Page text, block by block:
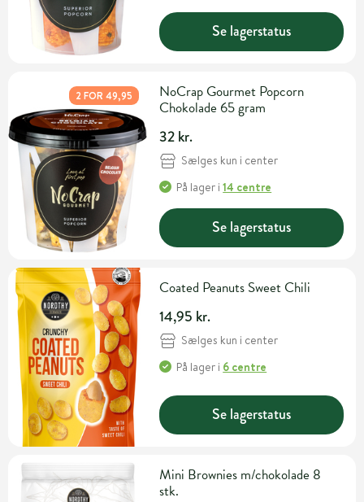
Se lagerstatus
2 FOR 49,95
NoCrap Gourmet Popcorn
Chokolade 65 gram
32 kr.
Sælges kun i center
På lager i14 centre
Se lagerstatus
Coated Peanuts Sweet Chili
14,95 kr.
Sælges kun i center
På lager i 6 centre
Se lagerstatus
Mini Brownies m/chokolade 8
stk.